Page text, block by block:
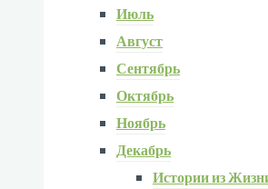
Июль
Август
Сентябрь
Октябрь
Ноябрь
Декабрь
Истории из